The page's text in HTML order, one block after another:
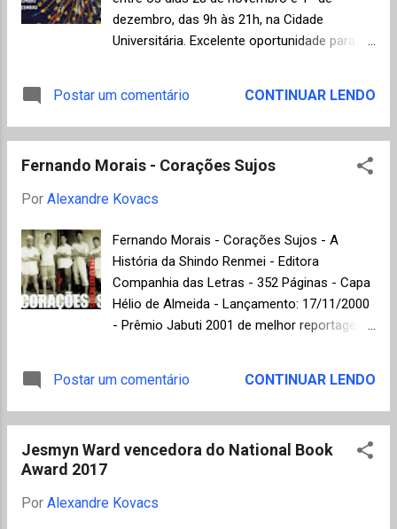
Grossman , George Saunders , John Banville
e Ali Smith , entre outros. Seguem os links
para as listas de melhores publicações dos
lembrem-se da limitação de dez artigos
/ 2014 / 2013 / 2012 / 2011 / 2010 /...
dezembro, das 9h às 21h, na Cidade
Universitária. Excelente oportunidade para
compartilham a mesma paixão pelo livro.
Organizada anualmente pela Editora da USP
evento que procura aproximar editoras e
50%. Para conhecer antecipadamente a
relação de editoras participantes e outras
informações visite o site oficial clicando
aqui . 19ª Festa do Livro da USP De 28 de
novembro a 1º de dezembro Cidade
9h às 21h Entrada Gratuita
Postar um comentário CONTINUAR LENDO
Fernando Morais - Corações Sujos
Por Alexandre Kovacs
Fernando Morais - Corações Sujos - A
História da Shindo Renmei - Editora
Companhia das Letras - 352 Páginas - Capa
Hélio de Almeida - Lançamento: 17/11/2000
- Prêmio Jabuti 2001 de melhor reportagem.
um pronunciamento ainda mais doloroso do
que o famoso discurso de rendição do
Guerra Mundial, no dia 15 de agosto de 1945,
"suportar o insuportável" em nome da paz.
Postar um comentário CONTINUAR LENDO
Jesmyn Ward vencedora do National Book
Award 2017
Por Alexandre Kovacs